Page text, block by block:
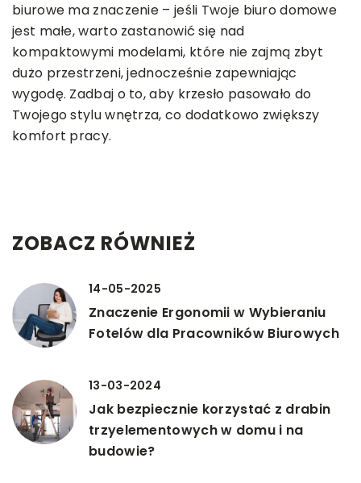
biurowe ma znaczenie – jeśli Twoje biuro domowe
jest małe, warto zastanowić się nad
kompaktowymi modelami, które nie zajmą zbyt
dużo przestrzeni, jednocześnie zapewniając
wygodę. Zadbaj o to, aby krzesło pasowało do
Twojego stylu wnętrza, co dodatkowo zwiększy
komfort pracy.
ZOBACZ RÓWNIEŻ
14-05-2025
Znaczenie Ergonomii w Wybieraniu
Fotelów dla Pracowników Biurowych
13-03-2024
Jak bezpiecznie korzystać z drabin
trzyelementowych w domu i na
budowie?